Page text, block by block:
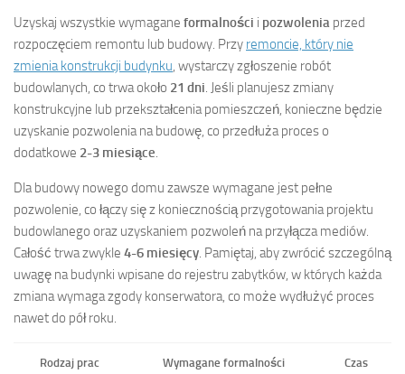
Uzyskaj wszystkie wymagane formalności i pozwolenia przed
rozpoczęciem remontu lub budowy. Przy remoncie, który nie
zmienia konstrukcji budynku, wystarczy zgłoszenie robót
budowlanych, co trwa około 21 dni. Jeśli planujesz zmiany
konstrukcyjne lub przekształcenia pomieszczeń, konieczne będzie
uzyskanie pozwolenia na budowę, co przedłuża proces o
dodatkowe 2-3 miesiące.
Dla budowy nowego domu zawsze wymagane jest pełne
pozwolenie, co łączy się z koniecznością przygotowania projektu
budowlanego oraz uzyskaniem pozwoleń na przyłącza mediów.
Całość trwa zwykle 4-6 miesięcy. Pamiętaj, aby zwrócić szczególną
uwagę na budynki wpisane do rejestru zabytków, w których każda
zmiana wymaga zgody konserwatora, co może wydłużyć proces
nawet do pół roku.
Rodzaj prac Wymagane formalności
Czas